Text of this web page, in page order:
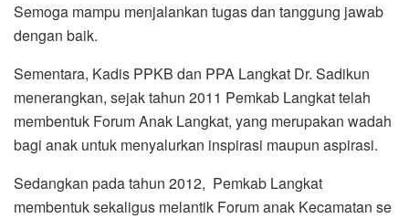
Semoga mampu menjalankan tugas dan tanggung jawab
dengan baik.
Sementara, Kadis PPKB dan PPA Langkat Dr. Sadikun
menerangkan, sejak tahun 2011 Pemkab Langkat telah
membentuk Forum Anak Langkat, yang merupakan wadah
bagi anak untuk menyalurkan inspirasi maupun aspirasi.
Sedangkan pada tahun 2012, Pemkab Langkat
membentuk sekaligus melantik Forum anak Kecamatan se